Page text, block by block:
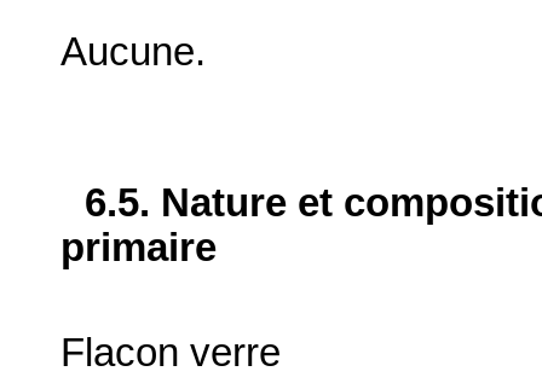
Aucune.
6.5. Nature et
primaire
Flacon verre